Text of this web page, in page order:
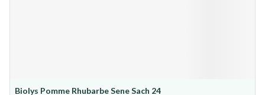
Biolys Pomme Rhubarbe Sene Sach 24